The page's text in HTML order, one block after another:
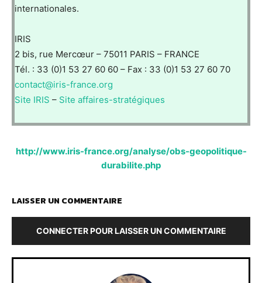
internationales.
IRIS
2 bis, rue Mercœur – 75011 PARIS – FRANCE
Tél. : 33 (0)1 53 27 60 60 – Fax : 33 (0)1 53 27 60 70
contact@iris-france.org
Site IRIS – Site affaires-stratégiques
http://www.iris-france.org/analyse/obs-geopolitique-
durabilite.php
LAISSER UN COMMENTAIRE
CONNECTER POUR LAISSER UN COMMENTAIRE